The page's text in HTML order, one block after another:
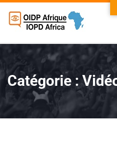
Catégorie :